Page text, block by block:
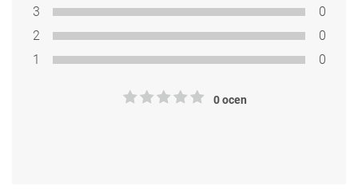
3
0
2
0
1
0
0 ocen